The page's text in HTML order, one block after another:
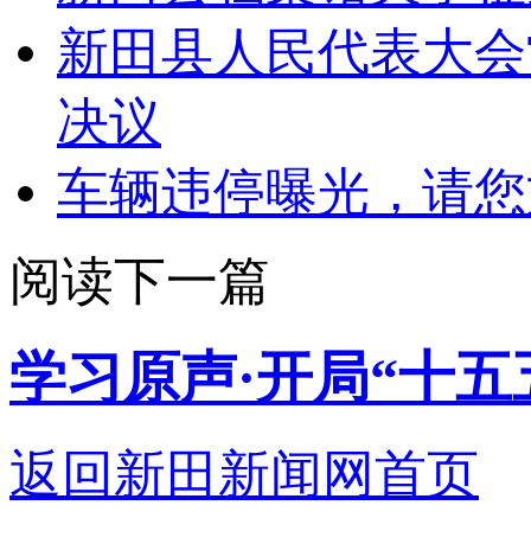
新田县人民代表大
决议
车辆违停曝光，请
阅读下一篇
学习原声·开局“十
返回新田新闻网首页